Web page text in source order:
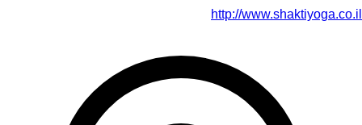
http://www.shaktiyoga.co.il